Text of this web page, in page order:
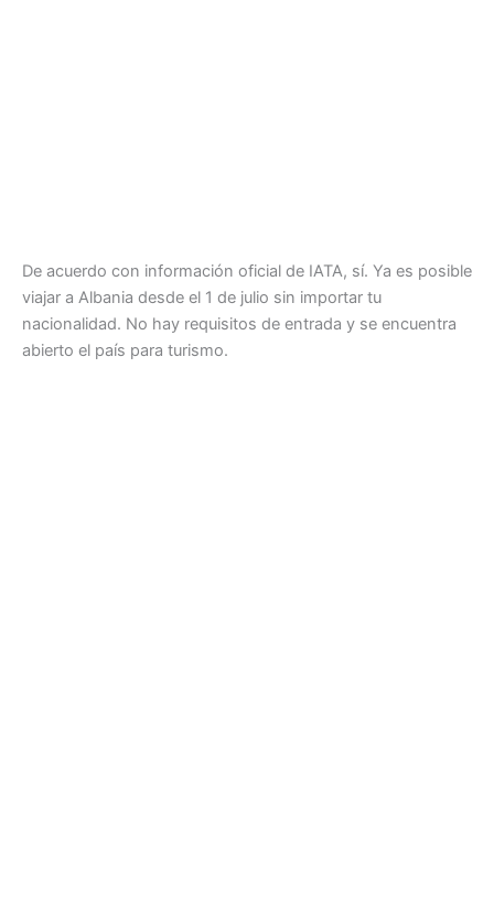
De acuerdo con información oficial de IATA, sí. Ya es posible
viajar a Albania desde el 1 de julio sin importar tu
nacionalidad. No hay requisitos de entrada y se encuentra
abierto el país para turismo.